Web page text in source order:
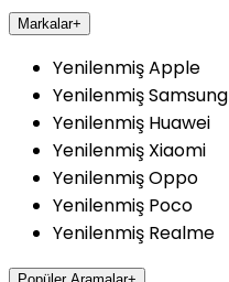
Markalar+
Yenilenmiş Apple
Yenilenmiş Samsung
Yenilenmiş Huawei
Yenilenmiş Xiaomi
Yenilenmiş Oppo
Yenilenmiş Poco
Yenilenmiş Realme